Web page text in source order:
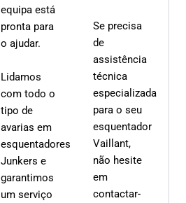
equipa está
pronta para
o ajudar.
Lidamos
com todo o
tipo de
avarias em
esquentadores
Junkers e
garantimos
um serviço
Se precisa
de
assistência
técnica
especializada
para o seu
esquentador
Vaillant,
não hesite
em
contactar-